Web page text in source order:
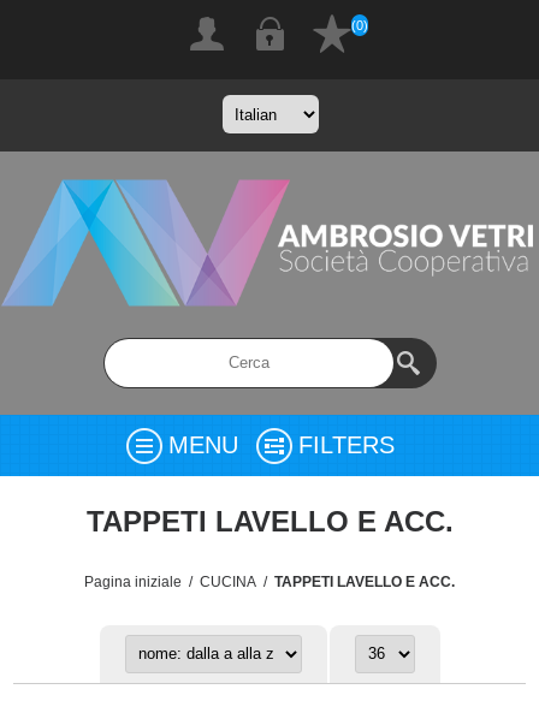
(0)
MENU FILTERS
TAPPETI LAVELLO E ACC.
Pagina iniziale / CUCINA / TAPPETI LAVELLO E ACC.